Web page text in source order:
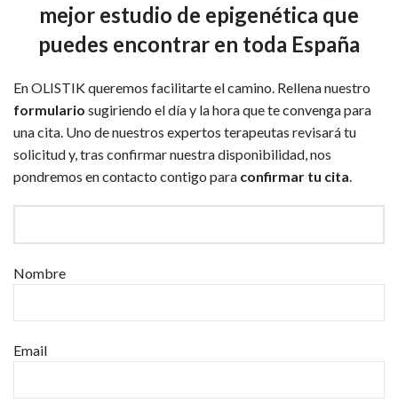
mejor estudio de epigenética que
puedes encontrar en toda España
En OLISTIK queremos facilitarte el camino. Rellena nuestro
formulario sugiriendo el día y la hora que te convenga para
una cita. Uno de nuestros expertos terapeutas revisará tu
solicitud y, tras confirmar nuestra disponibilidad, nos
pondremos en contacto contigo para confirmar tu cita.
Nombre
Email